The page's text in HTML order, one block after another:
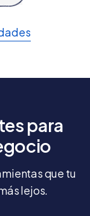
para
que tu
lejos.